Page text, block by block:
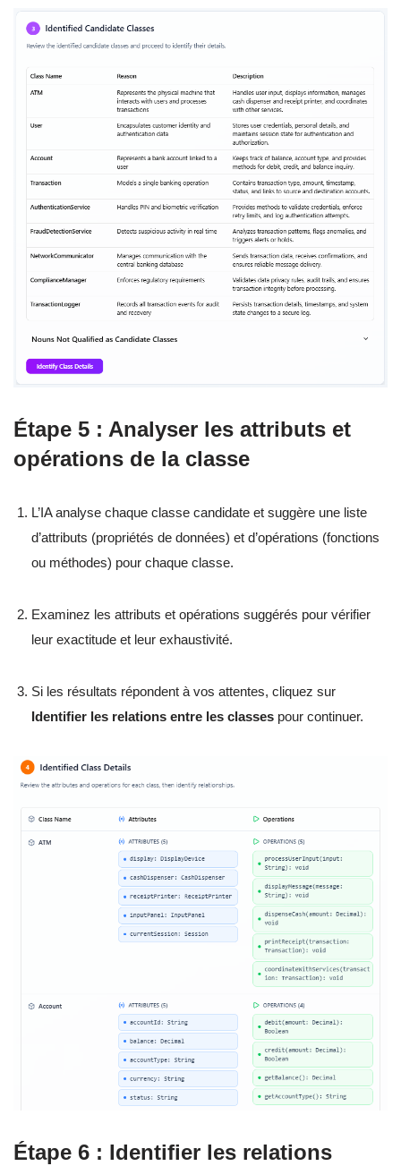
Étape 5 : Analyser les attributs et
opérations de la classe
L’IA analyse chaque classe candidate et suggère une liste
d’attributs (propriétés de données) et d’opérations (fonctions
ou méthodes) pour chaque classe.
Examinez les attributs et opérations suggérés pour vérifier
leur exactitude et leur exhaustivité.
Si les résultats répondent à vos attentes, cliquez sur
Identifier les relations entre les classes pour continuer.
Étape 6 : Identifier les relations